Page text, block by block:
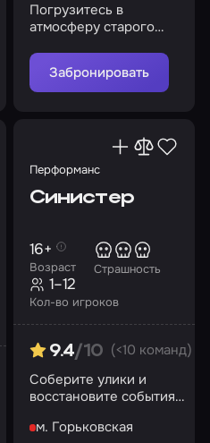
Погрузитесь в
атмосферу старого
опасности поджидают
на каждом шагу
Забронировать
Перформанс
Синистер
Возраст
16+
Страшность
Кол-во игроков
1–12
9.4/10 (<10 команд)
Соберите улики и
восстановите события
помните: Багул не
м. Горьковская